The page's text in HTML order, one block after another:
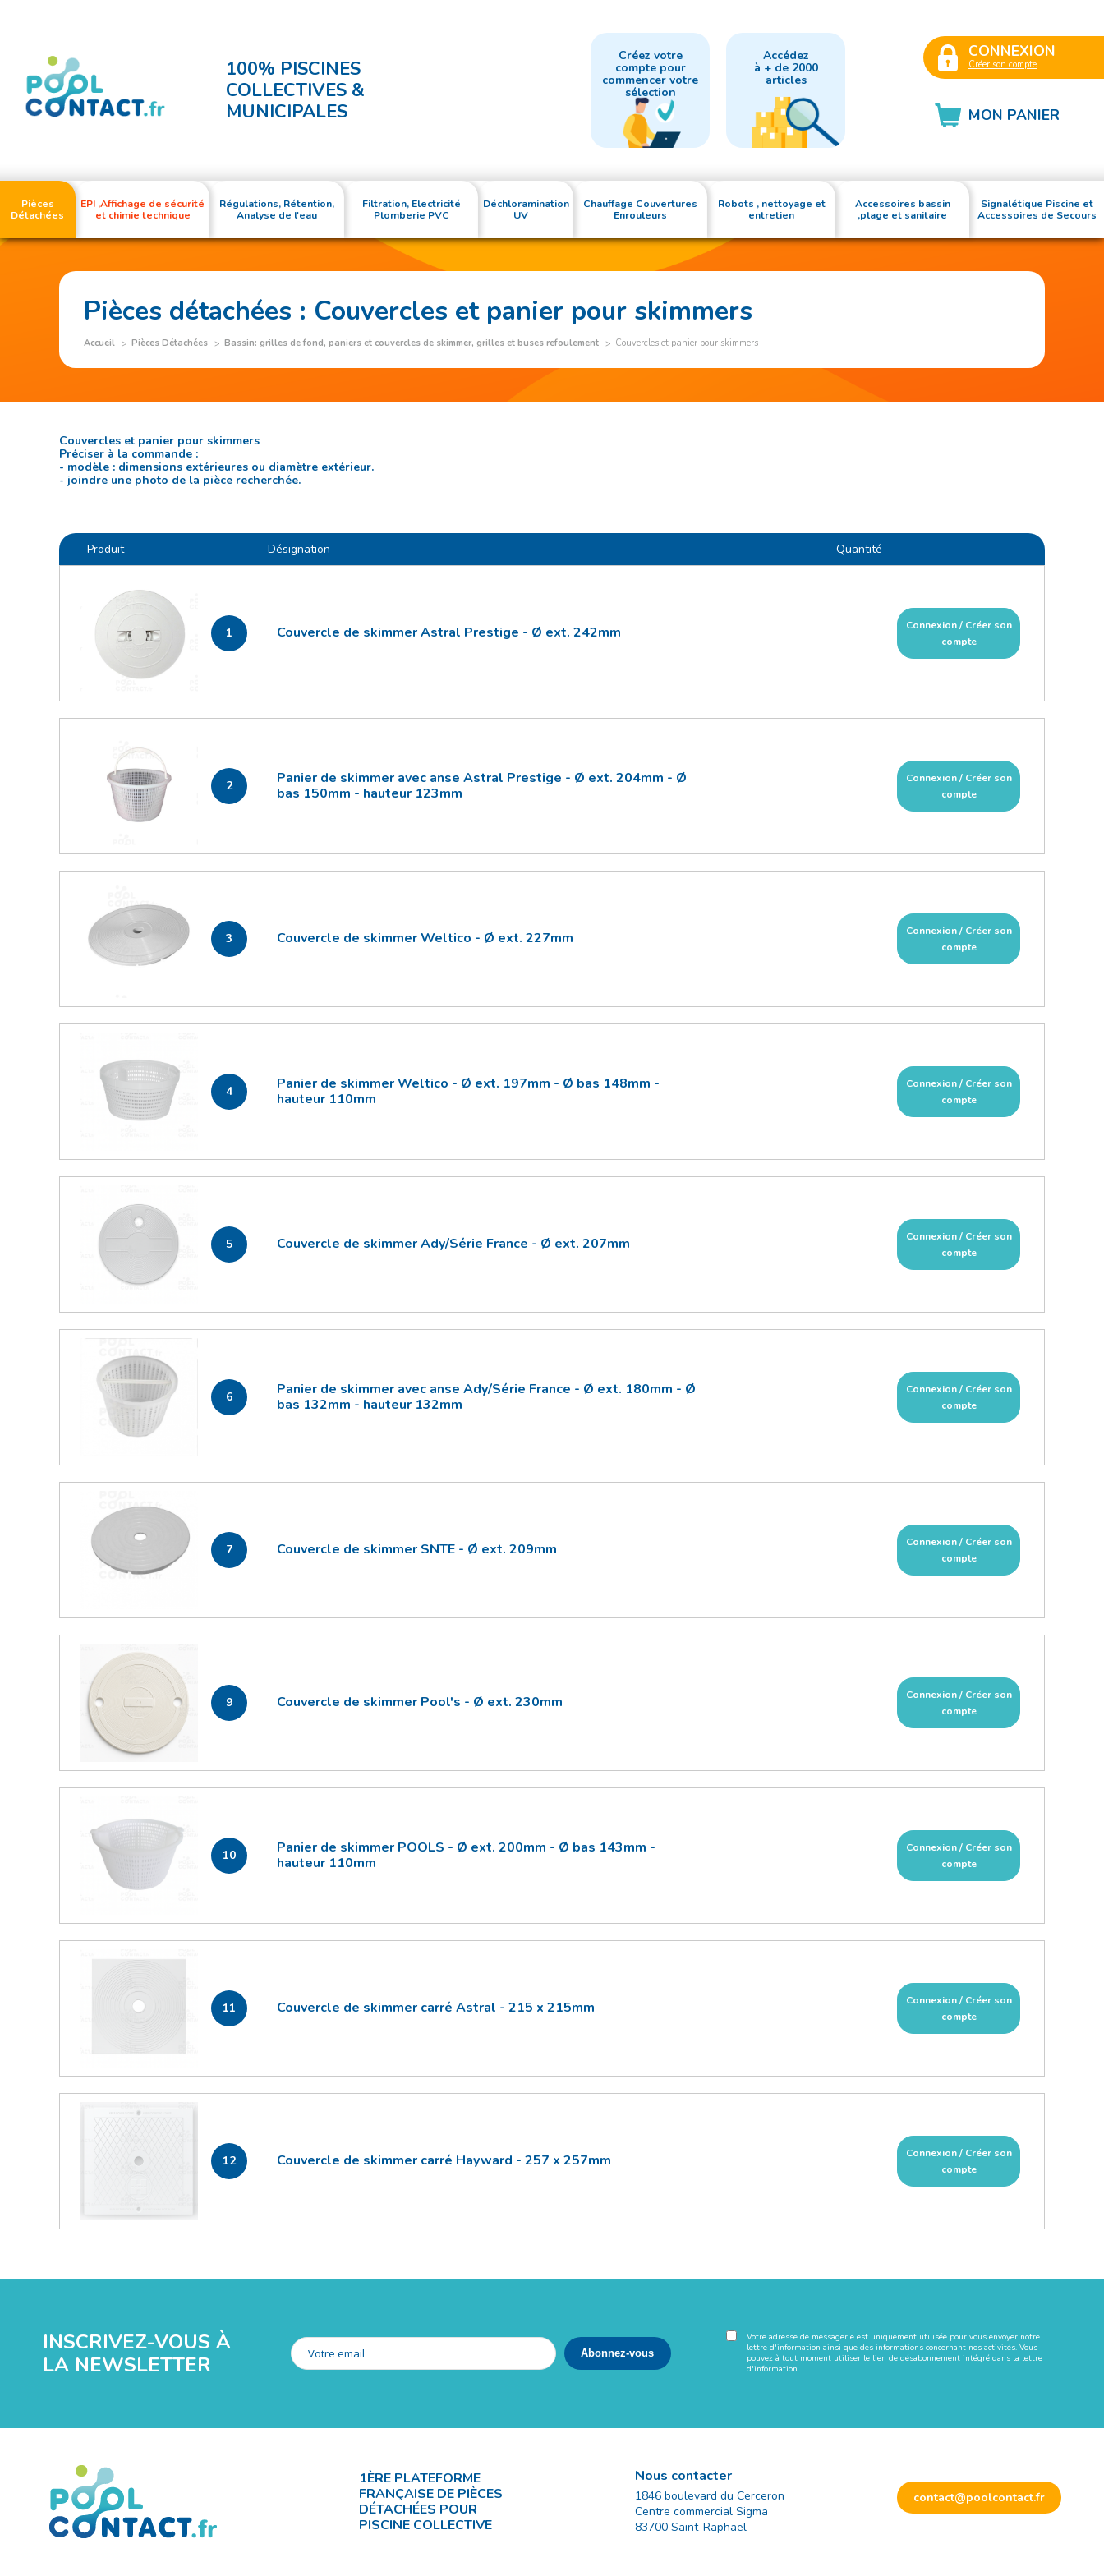
100% PISCINES
COLLECTIVES &
MUNICIPALES
Créez votre
compte pour
commencer votre
sélection
Accédez
à + de 2000
articles
CONNEXION
Créer son compte
MON PANIER
Pièces
Détachées
EPI ,Affichage de sécurité
et chimie technique
Régulations, Rétention,
Analyse de l'eau
Filtration, Electricité
Plomberie PVC
Déchloramination
UV
Chauffage Couvertures
Enrouleurs
Robots , nettoyage et
entretien
Accessoires bassin
,plage et sanitaire
Signalétique Piscine et
Accessoires de Secours
Pièces détachées : Couvercles et panier pour skimmers
Accueil Pièces Détachées Bassin: grilles de fond, paniers et couvercles de skimmer, grilles et buses refoulement Couvercles et panier pour skimmers
Couvercles et panier pour skimmers
Préciser à la commande :
- modèle : dimensions extérieures ou diamètre extérieur.
- joindre une photo de la pièce recherchée.
Produit Désignation Quantité
1 Couvercle de skimmer Astral Prestige - Ø ext. 242mm
Connexion / Créer son
compte
2
Panier de skimmer avec anse Astral Prestige - Ø ext. 204mm - Ø
bas 150mm - hauteur 123mm
Connexion / Créer son
compte
3 Couvercle de skimmer Weltico - Ø ext. 227mm
Connexion / Créer son
compte
4
Panier de skimmer Weltico - Ø ext. 197mm - Ø bas 148mm -
hauteur 110mm
Connexion / Créer son
compte
5 Couvercle de skimmer Ady/Série France - Ø ext. 207mm
Connexion / Créer son
compte
6
Panier de skimmer avec anse Ady/Série France - Ø ext. 180mm - Ø
bas 132mm - hauteur 132mm
Connexion / Créer son
compte
7 Couvercle de skimmer SNTE - Ø ext. 209mm
Connexion / Créer son
compte
9 Couvercle de skimmer Pool's - Ø ext. 230mm
Connexion / Créer son
compte
10
Panier de skimmer POOLS - Ø ext. 200mm - Ø bas 143mm -
hauteur 110mm
Connexion / Créer son
compte
11 Couvercle de skimmer carré Astral - 215 x 215mm
Connexion / Créer son
compte
12 Couvercle de skimmer carré Hayward - 257 x 257mm
Connexion / Créer son
compte
INSCRIVEZ-VOUS À
LA NEWSLETTER
Votre adresse de messagerie est uniquement utilisée pour vous envoyer notre
lettre d'information ainsi que des informations concernant nos activités. Vous
pouvez à tout moment utiliser le lien de désabonnement intégré dans la lettre
d'information.
1ÈRE PLATEFORME
FRANÇAISE DE PIÈCES
DÉTACHÉES POUR
PISCINE COLLECTIVE
Nous contacter
1846 boulevard du Cerceron
Centre commercial Sigma
83700 Saint-Raphaël
contact@poolcontact.fr